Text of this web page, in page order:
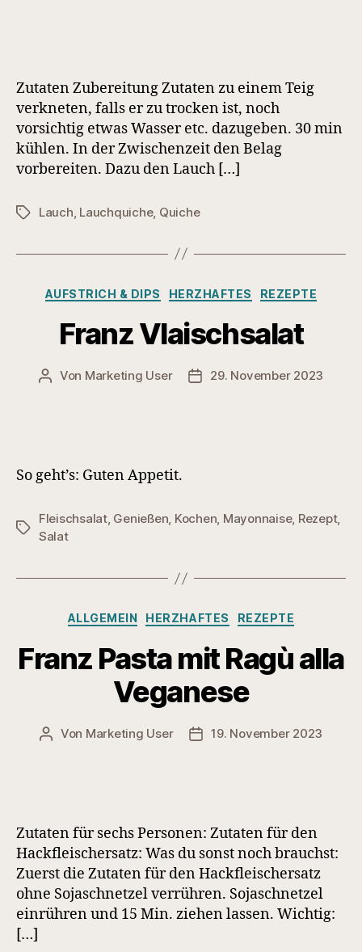
Zutaten Zubereitung Zutaten zu einem Teig
verkneten, falls er zu trocken ist, noch
vorsichtig etwas Wasser etc. dazugeben. 30 min
kühlen. In der Zwischenzeit den Belag
vorbereiten. Dazu den Lauch […]
Schlagwörter
Lauch, Lauchquiche, Quiche
Kategorien
AUFSTRICH & DIPS HERZHAFTES REZEPTE
Franz Vlaischsalat
Beitragsautor
Von Marketing User Veröffentlichungsdatum
29. November 2023
So geht’s: Guten Appetit.
Schlagwörter
Fleischsalat, Genießen, Kochen, Mayonnaise, Rezept,
Salat
Kategorien
ALLGEMEIN HERZHAFTES REZEPTE
Franz Pasta mit Ragù alla
Veganese
Beitragsautor
Von Marketing User Veröffentlichungsdatum
19. November 2023
Zutaten für sechs Personen: Zutaten für den
Hackfleischersatz: Was du sonst noch brauchst:
Zuerst die Zutaten für den Hackfleischersatz
ohne Sojaschnetzel verrühren. Sojaschnetzel
einrühren und 15 Min. ziehen lassen. Wichtig:
[…]